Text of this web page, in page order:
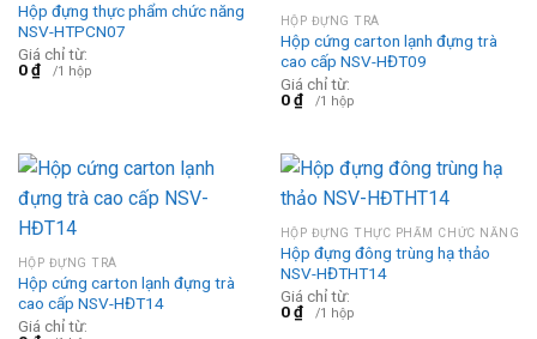
Hộp đựng thực phẩm chức năng
NSV-HTPCN07
Giá chỉ từ:
0₫ /1 hộp
HỘP ĐỰNG TRÀ
Hộp cứng carton lạnh đựng trà
cao cấp NSV-HĐT09
Giá chỉ từ:
0₫ /1 hộp
HỘP ĐỰNG TRÀ
Hộp cứng carton lạnh đựng trà
cao cấp NSV-HĐT14
Giá chỉ từ:
HỘP ĐỰNG THỰC PHẨM CHỨC NĂNG
Hộp đựng đông trùng hạ thảo
NSV-HĐTHT14
Giá chỉ từ:
0₫ /1 hộp